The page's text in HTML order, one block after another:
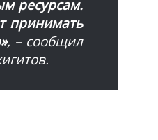
ресурсам.
принимать
, – сообщил